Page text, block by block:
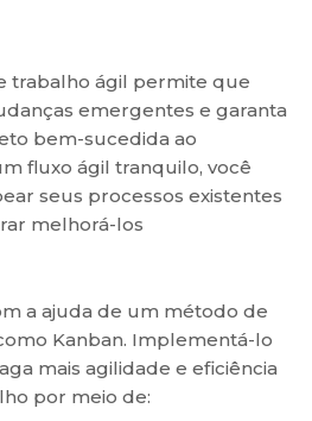
trabalho ágil permite que
emergentes e garanta
bem-sucedida ao
fluxo ágil tranquilo, você
seus processos existentes
melhorá-los
a ajuda de um método de
Kanban. Implementá-lo
mais agilidade e eficiência
por meio de: